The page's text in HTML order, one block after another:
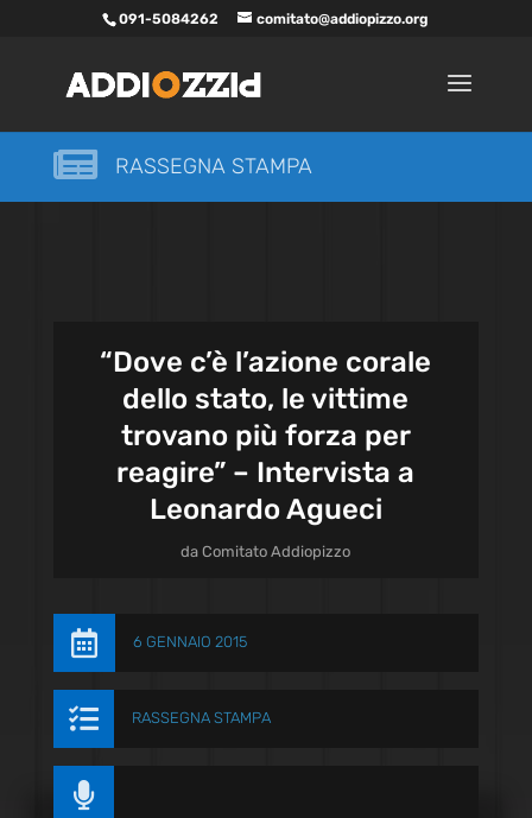
091-5084262 comitato@addiopizzo.org
 RASSEGNA STAMPA
“Dove c’è l’azione corale
dello stato, le vittime
trovano più forza per
reagire” – Intervista a
Leonardo Agueci
daComitato Addiopizzo
 6 GENNAIO 2015
 RASSEGNA STAMPA
